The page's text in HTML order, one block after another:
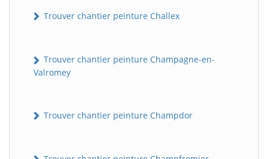
Trouver chantier peinture Challex
Trouver chantier peinture Champagne-en-
Valromey
Trouver chantier peinture Champdor